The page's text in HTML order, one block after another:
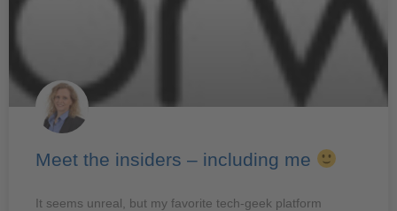
Meet the insiders – including me
It seems unreal, but my favorite tech-geek platform